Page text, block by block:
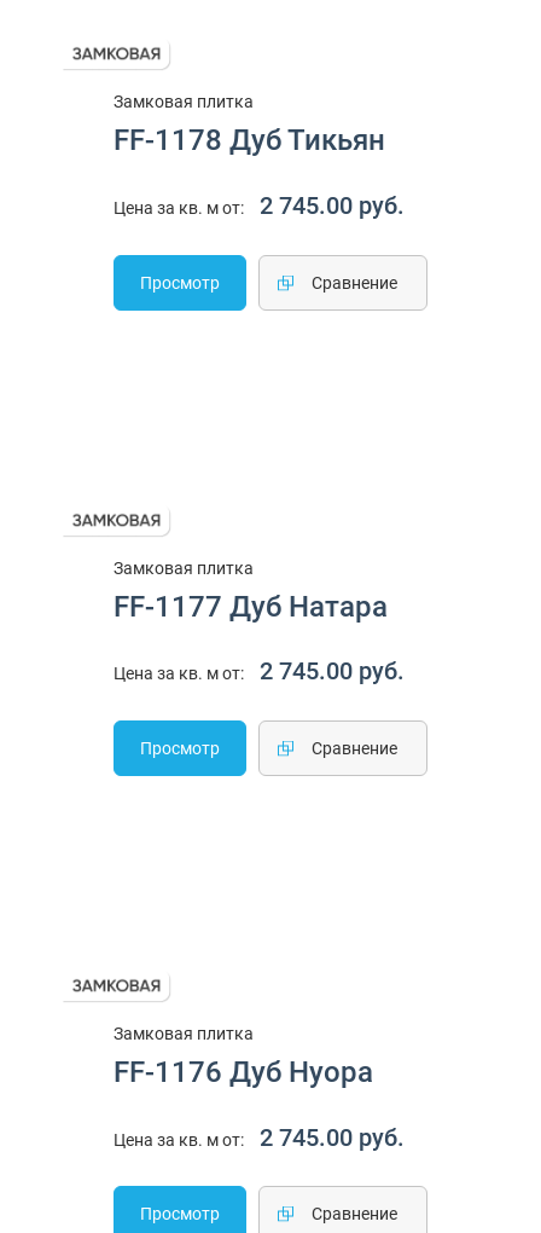
Замковая плитка
FF-1178 Дуб Тикьян
Цена за кв. м от: 2 745.00 руб.
Просмотр Cравнение
Замковая плитка
FF-1177 Дуб Натара
Цена за кв. м от: 2 745.00 руб.
Просмотр Cравнение
Замковая плитка
FF-1176 Дуб Нуора
Цена за кв. м от: 2 745.00 руб.
Просмотр Cравнение